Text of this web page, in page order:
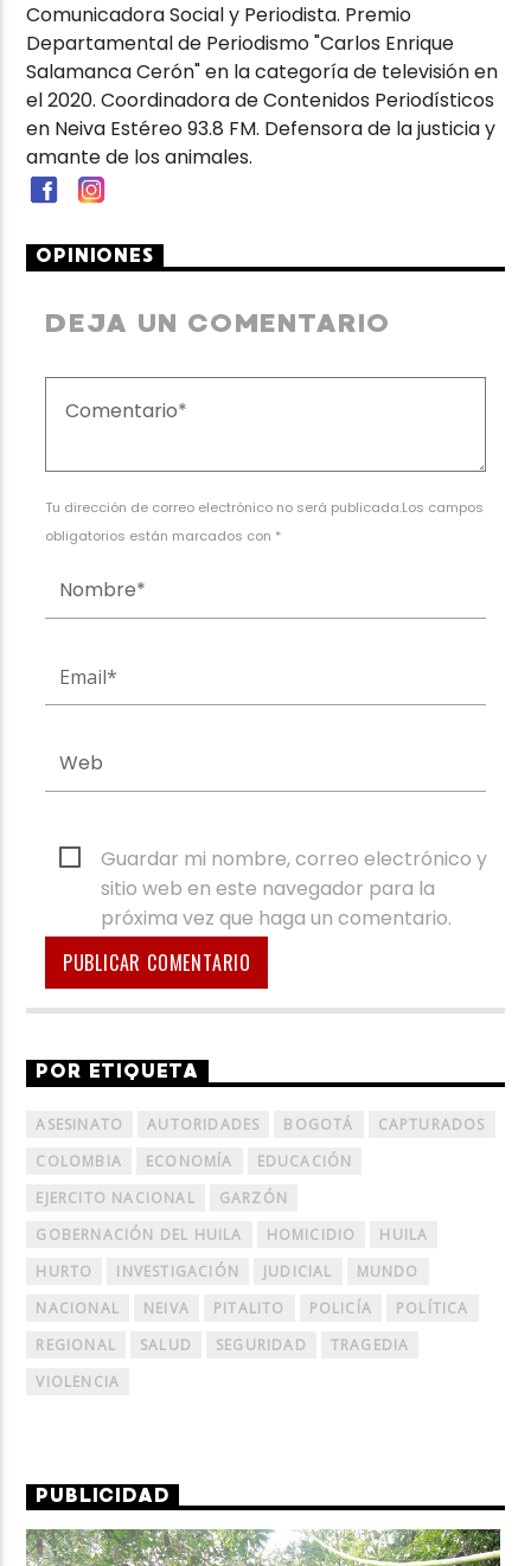
Comunicadora Social y Periodista. Premio
Departamental de Periodismo "Carlos Enrique
Salamanca Cerón" en la categoría de televisión en
el 2020. Coordinadora de Contenidos Periodísticos
en Neiva Estéreo 93.8 FM. Defensora de la justicia y
amante de los animales.
OPINIONES
DEJA UN COMENTARIO
Tu dirección de correo electrónico no será publicada.Los campos
obligatorios están marcados con *
Guardar mi nombre, correo electrónico y
sitio web en este navegador para la
próxima vez que haga un comentario.
POR ETIQUETA
ASESINATO AUTORIDADES BOGOTÁ
CAPTURADOS
COLOMBIA
ECONOMÍA
EDUCACIÓN
EJERCITO NACIONAL
GARZÓN
GOBERNACIÓN DEL HUILA
HOMICIDIO
HUILA
HURTO
INVESTIGACIÓN JUDICIAL
MUNDO
NACIONAL
NEIVA PITALITO POLICÍA
POLÍTICA
REGIONAL
SALUD SEGURIDAD
TRAGEDIA
VIOLENCIA
PUBLICIDAD